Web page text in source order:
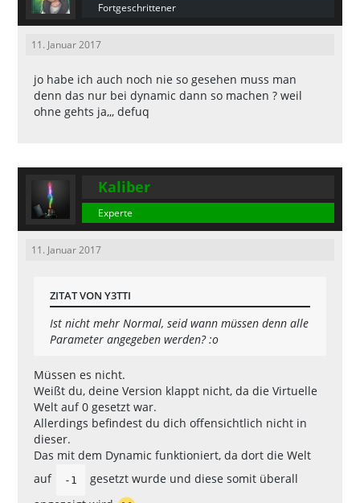
Fortgeschrittener
11. Januar 2017
jo habe ich auch noch nie so gesehen muss man
denn das nur bei dynamic dann so machen ? weil
ohne gehts ja,,, defuq
Kaliber
Experte
11. Januar 2017
ZITAT VON Y3TTI
Ist nicht mehr Normal, seid wann müssen denn alle
Parameter angegeben werden? :o
Müssen es nicht.
Weißt du, deine Version klappt nicht, da die Virtuelle
Welt auf 0 gesetzt war.
Allerdings befindest du dich offensichtlich nicht in
dieser.
Das mit dem Dynamic funktioniert, da dort die Welt
auf
-1
gesetzt wurde und diese somit überall